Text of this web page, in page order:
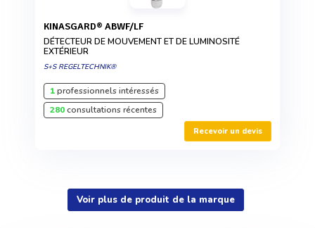
KINASGARD® ABWF/LF
DÉTECTEUR DE MOUVEMENT ET DE LUMINOSITÉ
EXTÉRIEUR
S+S REGELTECHNIK®
1professionnels intéressés
280consultations récentes
Recevoir un devis
Voir plus de produit de la marque